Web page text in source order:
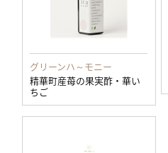
グリーンハ～モニー
精華町産苺の果実酢・華い
ちご